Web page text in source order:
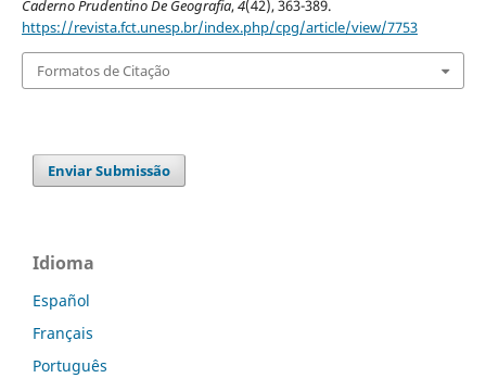
Caderno Prudentino De Geografia,4(42), 363-389.
https://revista.fct.unesp.br/index.php/cpg/article/view/7753
Formatos de Citação
Enviar Submissão
Idioma
Español
Français
Português